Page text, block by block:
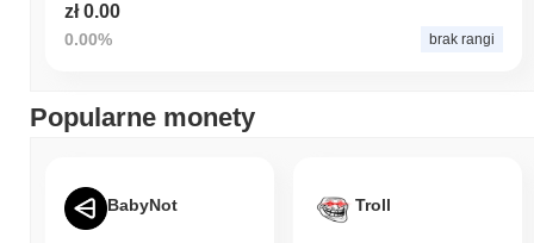
zł 0.00
0.00% brak rangi
Popularne monety
BabyNot Troll